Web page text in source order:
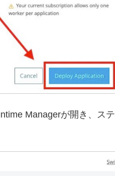
Managerが開き、ステ